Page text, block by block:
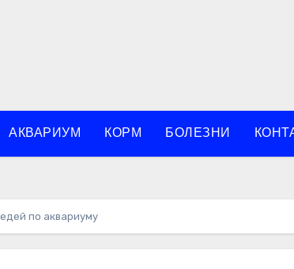
АКВАРИУМ КОРМ БОЛЕЗНИ
по аквариуму